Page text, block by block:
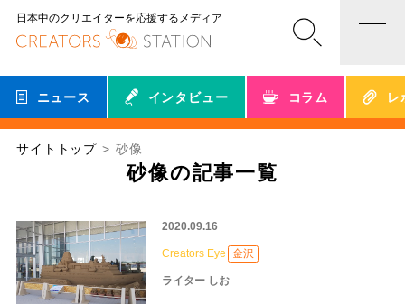
日本中のクリエイターを応援するメディア
ニュース インタビュー コラム レ
サイトトップ 砂像
砂像の記事一覧
2020.09.16
Creators Eye 金沢
ライター しお